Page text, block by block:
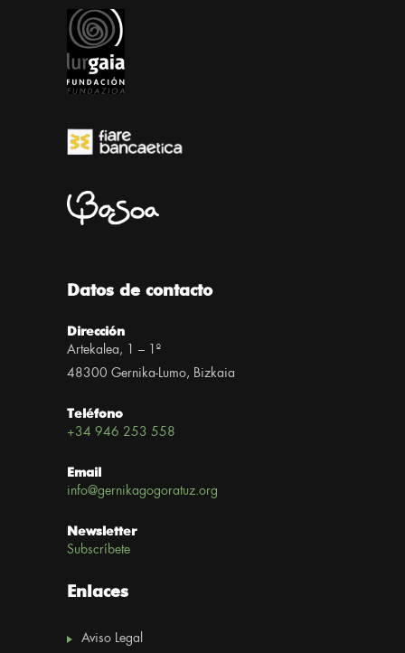
Datos de contacto
Dirección
Artekalea, 1 – 1º
48300 Gernika-Lumo, Bizkaia
Teléfono
+34 946 253 558
Email
info@gernikagogoratuz.org
Newsletter
Subscríbete
Enlaces
Aviso Legal